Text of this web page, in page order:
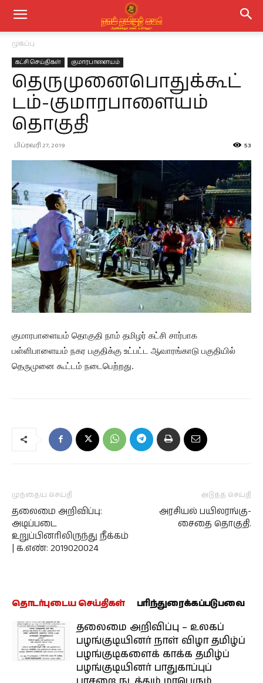
முகப்பு
கட்சி செய்திகள் குமாரபாளையம்
தெருமுனைபொதுக்கூட்
டம்-குமாரபாளையம்
தொகுதி
பிப்ரவரி 27, 2019 53
குமாரபாளையம் தொகுதி நாம் தமிழர் கட்சி சார்பாக
பள்ளிபாளையம் நகர பகுதிக்கு உட்பட்ட ஆவாரங்காடு பகுதியில்
தெருமுனை கூட்டம் நடைபெற்றது.
முந்தைய செய்தி
தலைமை அறிவிப்பு:
அடிப்படை
உறுப்பினரிலிருந்து நீக்கம்
| க.எண்: 2019020024
அடுத்த செய்தி
அரசியல் பயிலரங்கு-
சைதை தொகுதி.
தொடர்புடைய செய்திகள் பரிந்துரைக்கப்படுபவை
தலைமை அறிவிப்பு – உலகப்
பழங்குடியினர் நாள் விழா தமிழ்ப்
பழங்குடிகளைக் காக்க தமிழ்ப்
பழங்குடியினர் பாதுகாப்புப்